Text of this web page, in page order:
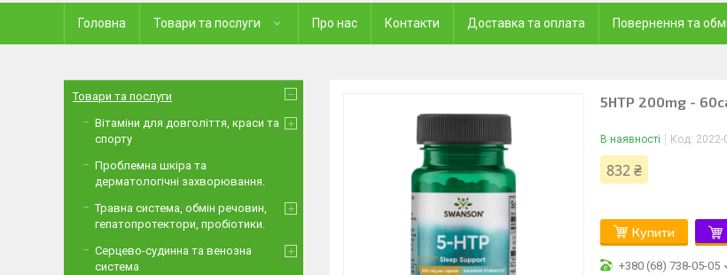
Головна Товари та послуги Про нас Контакти Доставка та оплата Повернення та
5HTP 200mg -
В наявності Код: 2022-
832 ₴
Купити
+380 (68) 738-05-05
Товари та послуги
Вітаміни для довголіття, краси та
спорту
Проблемна шкіра та
дерматологічні захворювання.
Травна система, обмін речовин,
гепатопротектори, пробіотики.
Серцево-судинна та венозна
система